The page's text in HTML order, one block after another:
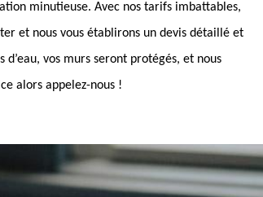
minutieuse. Avec nos tarifs imbattables,
et nous vous établirons un devis détaillé et
vos murs seront protégés, et nous
alors appelez-nous !